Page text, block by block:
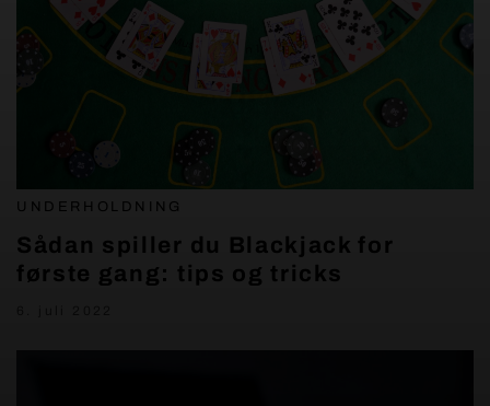
UNDERHOLDNING
Sådan spiller du Blackjack for
første gang: tips og tricks